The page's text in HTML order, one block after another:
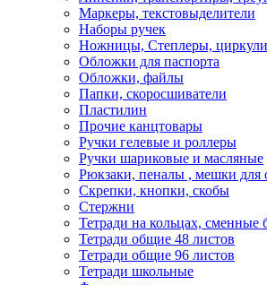
Маркеры, текстовыделители
Наборы ручек
Ножницы, Степлеры, циркули
Обложки для паспорта
Обложки, файлы
Папки, скоросшиватели
Пластилин
Прочие канцтовары
Ручки гелевые и роллеры
Ручки шариковые и масляные
Рюкзаки, пеналы , мешки для
Скрепки, кнопки, скобы
Стержни
Тетради на кольцах, сменные
Тетради общие 48 листов
Тетради общие 96 листов
Тетради школьные